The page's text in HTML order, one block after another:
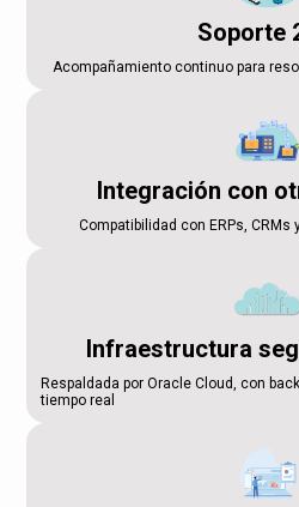
Soporte
Acompañamiento continuo para
Integración con
Compatibilidad con ERPs,
Infraestructura
Respaldada por Oracle Cloud, con
tiempo real